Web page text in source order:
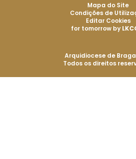
Arquidiocese de Braga
Todos os direitos
Mapa do Site
Condições de
Editar Cookies
for tomorrow by